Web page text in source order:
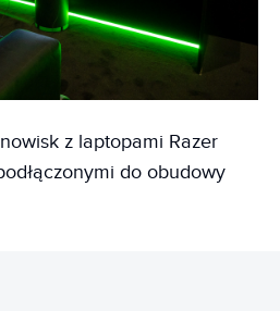
z laptopami Razer
do obudowy